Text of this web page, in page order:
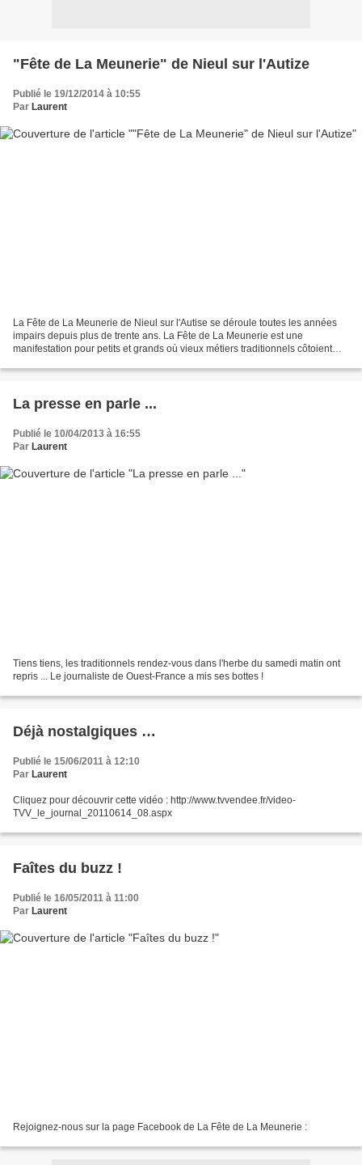
"Fête de La Meunerie" de Nieul sur l'Autize
Publié le 19/12/2014 à 10:55
Par Laurent
La Fête de La Meunerie de Nieul sur l'Autise se déroule toutes les années
impairs depuis plus de trente ans. La Fête de La Meunerie est une
manifestation pour petits et grands où vieux métiers traditionnels côtoient
La presse en parle ...
Publié le 10/04/2013 à 16:55
Par Laurent
Tiens tiens, les traditionnels rendez-vous dans l'herbe du samedi matin ont
repris ... Le journaliste de Ouest-France a mis ses bottes !
Déjà nostalgiques …
Publié le 15/06/2011 à 12:10
Par Laurent
Cliquez pour découvrir cette vidéo : http://www.tvvendee.fr/video-
TVV_le_journal_20110614_08.aspx
Faîtes du buzz !
Publié le 16/05/2011 à 11:00
Par Laurent
Rejoignez-nous sur la page Facebook de La Fête de La Meunerie :